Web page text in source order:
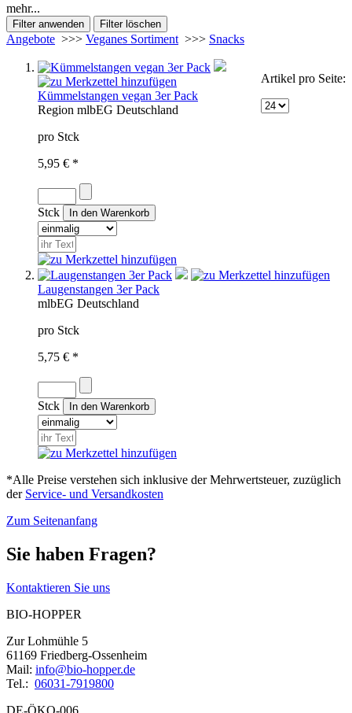
mehr...
Angebote >>> Veganes Sortiment >>> Snacks
Artikel pro Seite:
Kümmelstangen vegan 3er Pack
Region mlbEG Deutschland
pro Stck
5,95 € *
Stck
Laugenstangen 3er Pack
mlbEG Deutschland
pro Stck
5,75 € *
Stck
*Alle Preise verstehen sich inklusive der Mehrwertsteuer, zuzüglich
der Service- und Versandkosten
Zum Seitenanfang
Sie haben Fragen?
Kontaktieren Sie uns
BIO-HOPPER
Zur Lohmühle 5
61169 Friedberg-Ossenheim
Mail: info@bio-hopper.de
Tel.: 06031-7919800
DE-ÖKO-006